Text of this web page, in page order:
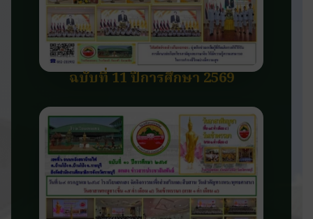
ฉบับที่ 11 ปีการศึกษา 2569